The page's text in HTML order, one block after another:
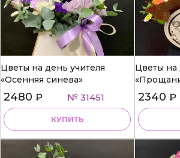
Цветы на день учителя
«Осенняя синева»
2480 ₽ № 31451
КУПИТЬ
Цветы на
2340 ₽